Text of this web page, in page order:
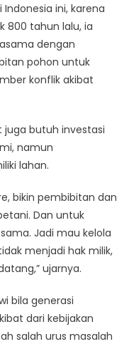
ini, karena
800 tahun lalu, ia
dengan
pohon untuk
konflik akibat
juga butuh investasi
namun
lahan.
bikin pembibitan dan
Dan untuk
Jadi mau kelola
menjadi hak milik,
ujarnya.
bila generasi
dari kebijakan
salah urus masalah